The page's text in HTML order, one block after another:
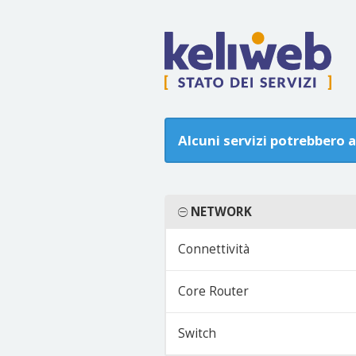
Alcuni servizi potrebbero
NETWORK
Connettività
Core Router
Switch